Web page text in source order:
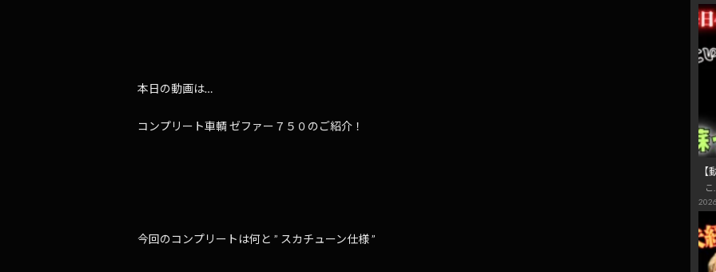
本日の動画は…
コンプリート車輌 ゼファー７５０のご紹介！
今回のコンプリートは何と ” スカチューン仕様 ”
こ…